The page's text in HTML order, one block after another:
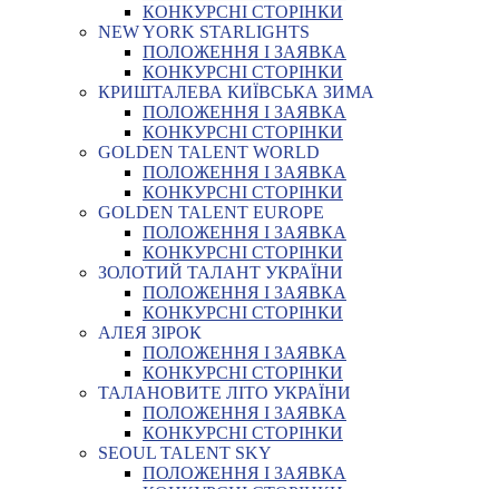
КОНКУРСНІ СТОРІНКИ
NEW YORK STARLIGHTS
ПОЛОЖЕННЯ І ЗАЯВКА
КОНКУРСНІ СТОРІНКИ
КРИШТАЛЕВА КИЇВСЬКА ЗИМА
ПОЛОЖЕННЯ І ЗАЯВКА
КОНКУРСНІ СТОРІНКИ
GOLDEN TALENT WORLD
ПОЛОЖЕННЯ І ЗАЯВКА
КОНКУРСНІ СТОРІНКИ
GOLDEN TALENT EUROPE
ПОЛОЖЕННЯ І ЗАЯВКА
КОНКУРСНІ СТОРІНКИ
ЗОЛОТИЙ ТАЛАНТ УКРАЇНИ
ПОЛОЖЕННЯ І ЗАЯВКА
КОНКУРСНІ СТОРІНКИ
АЛЕЯ ЗІРОК
ПОЛОЖЕННЯ І ЗАЯВКА
КОНКУРСНІ СТОРІНКИ
ТАЛАНОВИТЕ ЛІТО УКРАЇНИ
ПОЛОЖЕННЯ І ЗАЯВКА
КОНКУРСНІ СТОРІНКИ
SEOUL TALENT SKY
ПОЛОЖЕННЯ І ЗАЯВКА